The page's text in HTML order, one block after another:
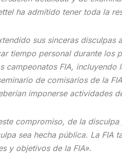
ha admitido tener toda la
sus sinceras
tiempo personal durante los
campeonatos FIA, incluyendo
de comisarios de la
imponerse actividades
compromiso, de la
sea hecha pública. La FIA
y objetivos de la FIA».